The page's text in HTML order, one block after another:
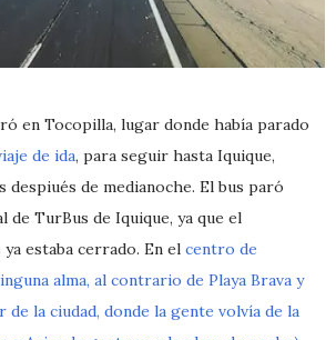
en Tocopilla, lugar donde había parado
de ida, para seguir hasta Iquique,
despiués de medianoche. El bus paró
de TurBus de Iquique, ya que el
estaba cerrado. En el centro de
alma, al contrario de Playa Brava y
de la ciudad, donde la gente volvía de la